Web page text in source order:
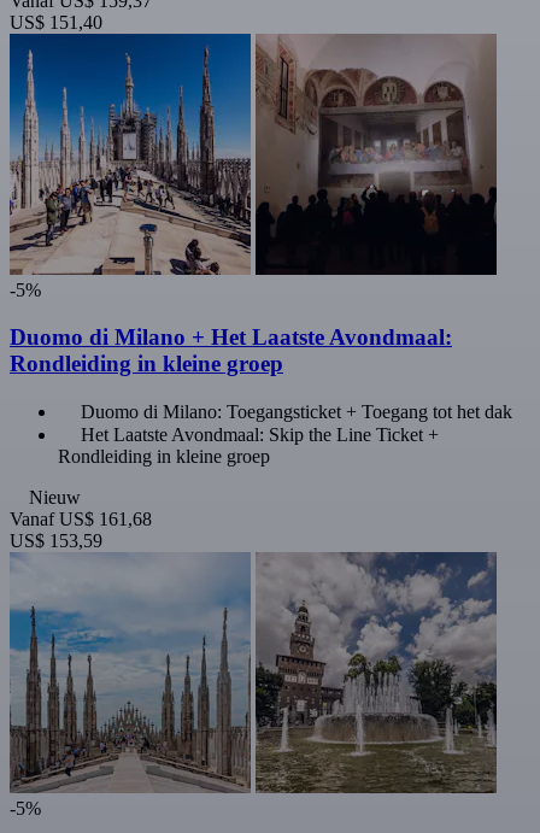
US$ 151,40
-5%
Duomo di Milano + Het Laatste Avondmaal:
Rondleiding in kleine groep
Duomo di Milano: Toegangsticket + Toegang tot het dak
Het Laatste Avondmaal: Skip the Line Ticket +
Rondleiding in kleine groep
Nieuw
Vanaf US$ 161,68
US$ 153,59
-5%